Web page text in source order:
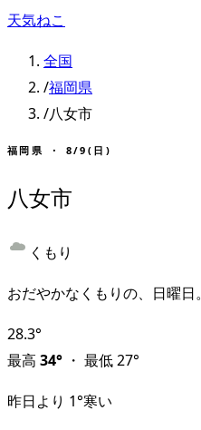
天気ねこ
全国
/福岡県
/八女市
福岡県 ・ 8/9(日)
八女市
くもり
おだやかなくもりの、日曜日。
28.3°
最高 34° ・ 最低27°
昨日より 1°寒い